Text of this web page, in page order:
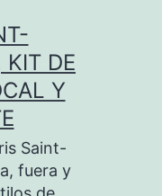
KIT DE
Y
Saint-
fuera y